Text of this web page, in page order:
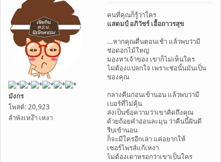
มังกร
โพสต์: 20,923
ลำพังเหง๊า เหงา
คนที่คุณก็รู้ว่าใคร
แสตมป์ อภิวัชร์ เอื้อถาวรสุข
...หากคุณตื่นตอนเช้า แล้วพบว่ามี
ช่อดอกไม้ใหญ่
มองหาเจ้าของ เขาก็ไม่เห็นใคร
ไม่ต้องแปลกใจ เพราะช่อนั้นมันเป็น
ของคุณ
กลางคืนก่อนเข้านอน แล้วพบว่ามี
เบอร์ที่ไม่คุ้น
ส่งเป็นข้อความว่าเขาคิดถึงคุณ
ด้วยถ้อยคำอ่อนละมุน ว่าคืนนี้ฝันดี
รีบเข้านอน
ก็จะมีใครอีกเล่า แค่อยากให้
เซอร์ไพรส์แก้เหงา
ไม่ต้องเดาหรอกว่าเขาเป็นใคร